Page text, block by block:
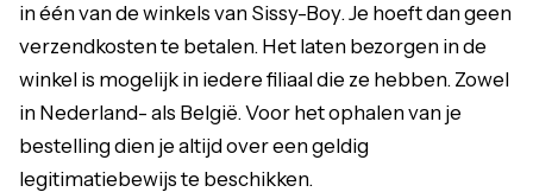
in één van de winkels van Sissy-Boy. Je hoeft dan geen
verzendkosten te betalen. Het laten bezorgen in de
winkel is mogelijk in iedere filiaal die ze hebben. Zowel
in Nederland- als België. Voor het ophalen van je
bestelling dien je altijd over een geldig
legitimatiebewijs te beschikken.